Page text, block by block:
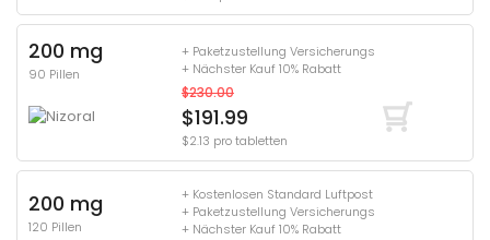
200 mg
90 Pillen
+ Paketzustellung Versicherungs
+ Nächster Kauf 10% Rabatt
$230.00
$191.99
$2.13 pro tabletten
200 mg
120 Pillen
+ Kostenlosen Standard Luftpost
+ Paketzustellung Versicherungs
+ Nächster Kauf 10% Rabatt